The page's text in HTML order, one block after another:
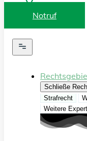
Notruf
Schließe
Strafrecht
Weitere